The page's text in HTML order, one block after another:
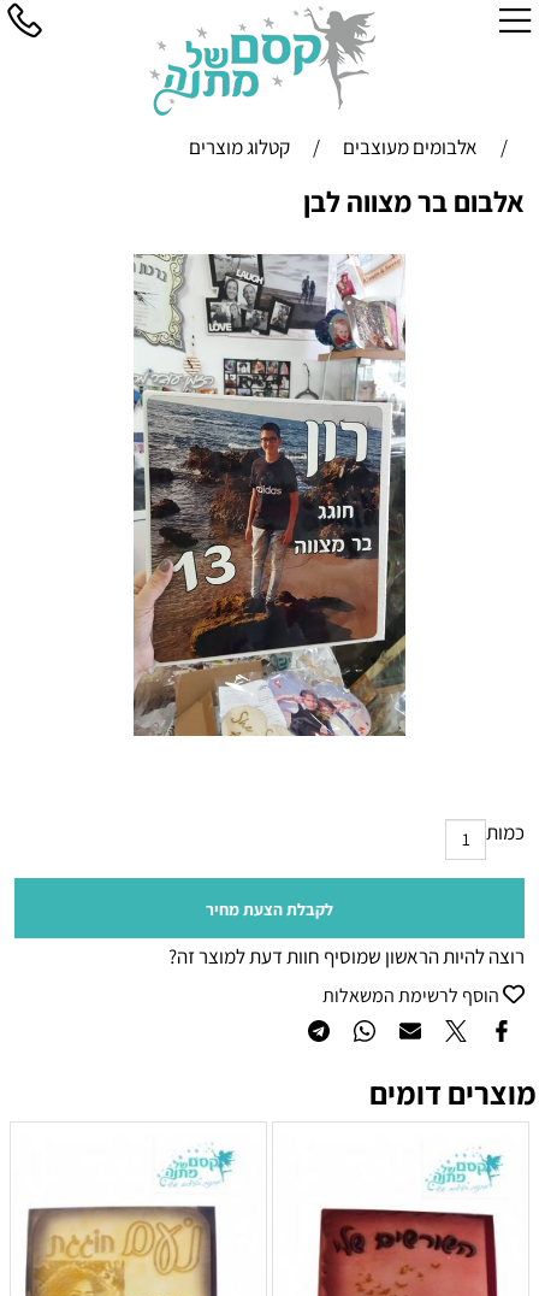
/ אלבומים מעוצבים / קטלוג מוצרים
אלבום בר מצווה לבן
כמות
לקבלת הצעת מחיר
רוצה להיות הראשון שמוסיף חוות דעת למוצר זה?
הוסף לרשימת המשאלות
מוצרים דומים